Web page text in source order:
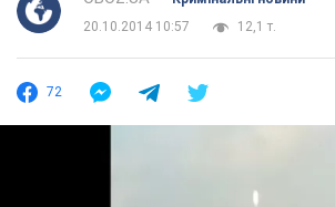
20.10.2014 10:57
12,1 т.
72